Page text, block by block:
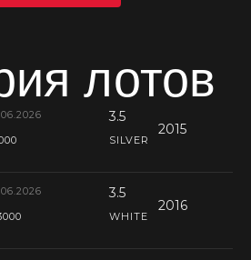
лотов
3.5
2015
SILVER
3.5
2016
WHITE